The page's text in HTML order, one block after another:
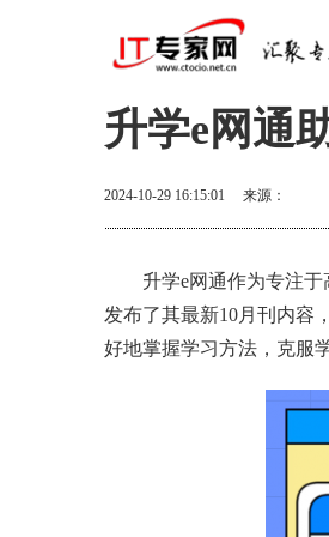
升学e网通
2024-10-29 16:15:01 来源：
升学e网通作为专注
发布了其最新10月刊内容
好地掌握学习方法，克服